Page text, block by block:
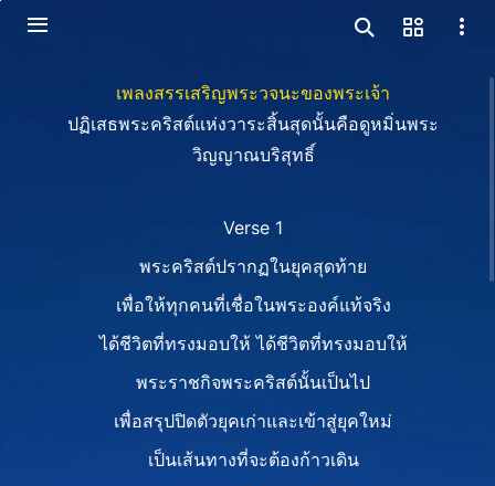
เพลงสรรเสริญพระวจนะของพระเจ้า
ปฏิเสธพระคริสต์แห่งวาระสิ้นสุดนั้นคือดูหมิ่นพระ
วิญญาณบริสุทธิ์
Verse 1
พระคริสต์ปรากฏในยุคสุดท้าย
เพื่อให้ทุกคนที่เชื่อในพระองค์แท้จริง
ได้ชีวิตที่ทรงมอบให้ ได้ชีวิตที่ทรงมอบให้
พระราชกิจพระคริสต์นั้นเป็นไป
เพื่อสรุปปิดตัวยุคเก่าและเข้าสู่ยุคใหม่
เป็นเส้นทางที่จะต้องก้าวเดิน